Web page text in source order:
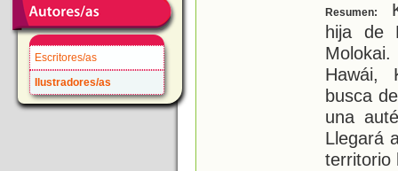
Escritores/as
Ilustradores/as
Resumen:
hija de
Hawái,
busca
una
Llegará
territorio